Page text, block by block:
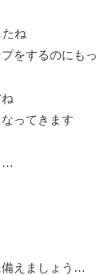
ね
をするのにもっ
ってきます
…
備えましょう…